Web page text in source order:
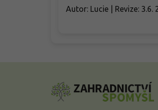
Autor: Lucie | Revize: 3.6.